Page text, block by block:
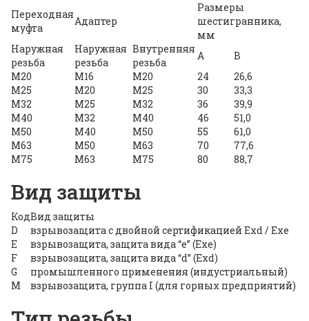
Переходная
муфта
Адаптер
Размеры
шестигранника,
мм
Наружная
резьба
Наружная
резьба
Внутренняя
резьба
А
В
М20
М16 М20 24
26,6
М25
М20 М25 30
33,3
М32
М25 М32 36
39,9
М40
М32 М40 46
51,0
М50
М40 М50 55
61,0
М63
М50 М63 70
77,6
М75
М63 М75 80 88,7
Вид защиты
КодВид защиты
D
взрывозащита с двойной сертификацией Exd / Exe
E
взрывозащита, защита вида “e” (Exe)
F
взрывозащита, защита вида “d” (Exd)
G
промышленного применения (индустриальный)
M
взрывозащита, группа I (для горных предприятий)